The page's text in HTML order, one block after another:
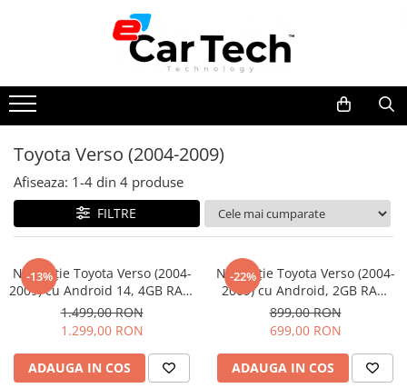
Summer sale
Navigatie dedicata
Navigatii Volkswagen
Navigatii Skoda
Navigatii Seat
Navigatii Ford
Navigatii Opel
Navigatii Hyundai
Navigatii Toyota
Navigatii Dacia
Toyota Verso (2004-2009)
Afiseaza: 1-4 din 4 produse
FILTRE
-13%
Navigație Toyota Verso (2004-
2009) cu Android 14, 4GB RAM
64GB ROM, cu SLOT SIM 4G,
DSP, ecran 9 Inch, Carplay si
Android Auto
1.499,00 RON
1.299,00 RON
ADAUGA IN COS
-22%
Navigație Toyota Verso (2004-
2009) cu Android, 2GB RAM
32GB ROM, DSP, ecran 9 Inch,
Carplay si Android Auto
899,00 RON
699,00 RON
ADAUGA IN COS